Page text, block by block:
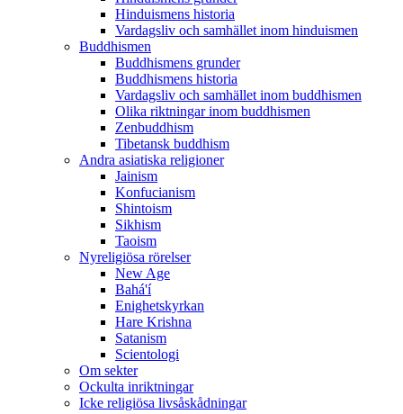
Hinduismens historia
Vardagsliv och samhället inom hinduismen
Buddhismen
Buddhismens grunder
Buddhismens historia
Vardagsliv och samhället inom buddhismen
Olika riktningar inom buddhismen
Zenbuddhism
Tibetansk buddhism
Andra asiatiska religioner
Jainism
Konfucianism
Shintoism
Sikhism
Taoism
Nyreligiösa rörelser
New Age
Bahá'í
Enighetskyrkan
Hare Krishna
Satanism
Scientologi
Om sekter
Ockulta inriktningar
Icke religiösa livsåskådningar